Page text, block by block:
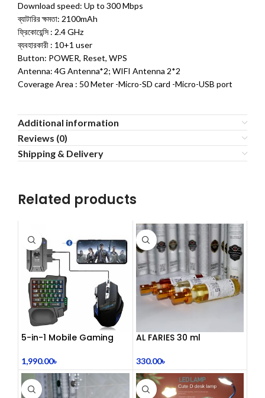
Download speed: Up to 300 Mbps
ব্যাটারির ক্ষমতা: 2100mAh
ফ্রিকোয়েন্সি : 2.4 GHz
ব্যবহারকারী : 10+1 user
Button: POWER, Reset, WPS
Antenna: 4G Antenna*2; WIFI Antenna 2*2
Coverage Area : 50 Meter -Micro-SD card -Micro-USB port
Additional information
Reviews (0)
Shipping & Delivery
Related products
5-in-1 Mobile Gaming
1,990.00৳
AL FARIES 30 ml
330.00৳